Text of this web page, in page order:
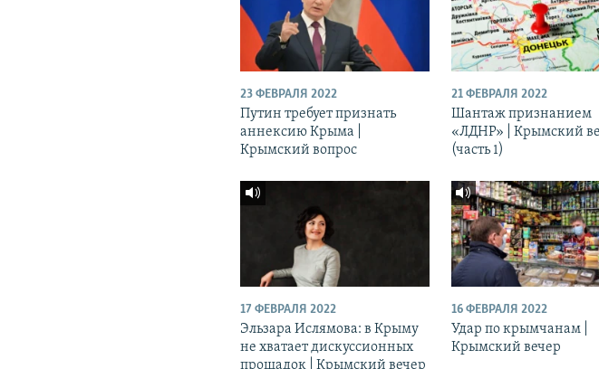
23 ФЕВРАЛЯ 2022
Путин требует признать
аннексию Крыма |
Крымский вопрос
21 ФЕВРАЛЯ 2022
Шантаж признанием
«ЛДНР» | Крымский
(часть 1)
17 ФЕВРАЛЯ 2022
Эльзара Ислямова: в Крыму
не хватает дискуссионных
прощадок | Крымский вечер
16 ФЕВРАЛЯ 2022
Удар по крымчанам |
Крымский вечер